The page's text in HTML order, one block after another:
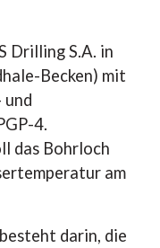
Drilling S.A. in
Becken) mit
und
4.
das Bohrloch
am
darin, die